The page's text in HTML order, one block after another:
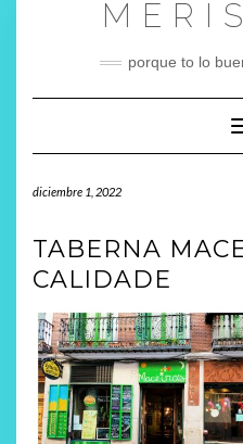
porque to lo
diciembre 1, 2022
TABERNA
CALIDADE